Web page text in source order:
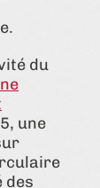
du
une
des